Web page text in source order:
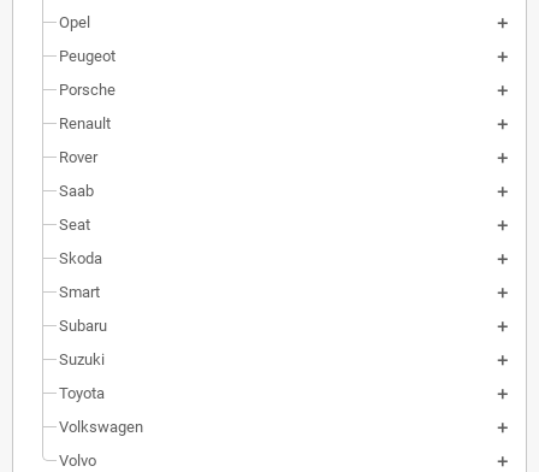
Opel
Peugeot
Porsche
Renault
Rover
Saab
Seat
Skoda
Smart
Subaru
Suzuki
Toyota
Volkswagen
Volvo